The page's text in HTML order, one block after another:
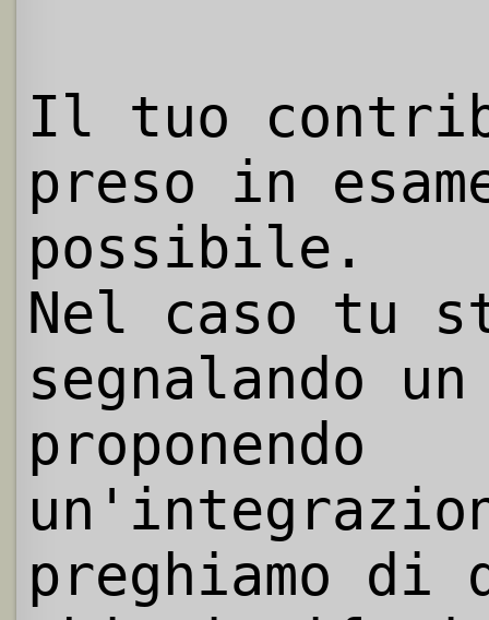
Il tuo
preso in
possibile.
Nel caso tu
segnalando
proponendo
preghiamo